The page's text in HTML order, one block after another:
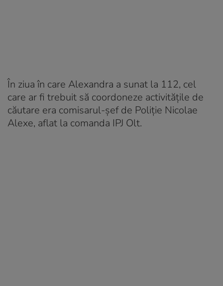
În ziua în care Alexandra a sunat la 112, cel
care ar fi trebuit să coordoneze activităţile de
căutare era comisarul-şef de Poliţie Nicolae
Alexe, aflat la comanda IPJ Olt.